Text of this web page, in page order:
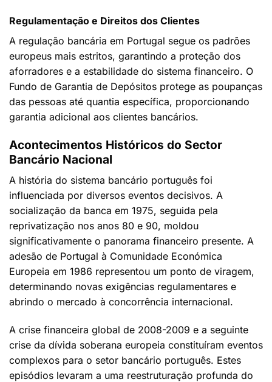
Regulamentação e Direitos dos Clientes
A regulação bancária em Portugal segue os padrões
europeus mais estritos, garantindo a proteção dos
aforradores e a estabilidade do sistema financeiro. O
Fundo de Garantia de Depósitos protege as poupanças
das pessoas até quantia específica, proporcionando
garantia adicional aos clientes bancários.
Acontecimentos Históricos do Sector
Bancário Nacional
A história do sistema bancário português foi
influenciada por diversos eventos decisivos. A
socialização da banca em 1975, seguida pela
reprivatização nos anos 80 e 90, moldou
significativamente o panorama financeiro presente. A
adesão de Portugal à Comunidade Económica
Europeia em 1986 representou um ponto de viragem,
determinando novas exigências regulamentares e
abrindo o mercado à concorrência internacional.
A crise financeira global de 2008-2009 e a seguinte
crise da dívida soberana europeia constituíram eventos
complexos para o setor bancário português. Estes
episódios levaram a uma reestruturação profunda do